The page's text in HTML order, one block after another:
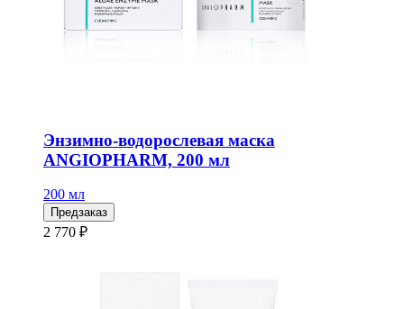
Энзимно-водорослевая маска
ANGIOPHARM, 200 мл
200 мл
Предзаказ
2 770 ₽